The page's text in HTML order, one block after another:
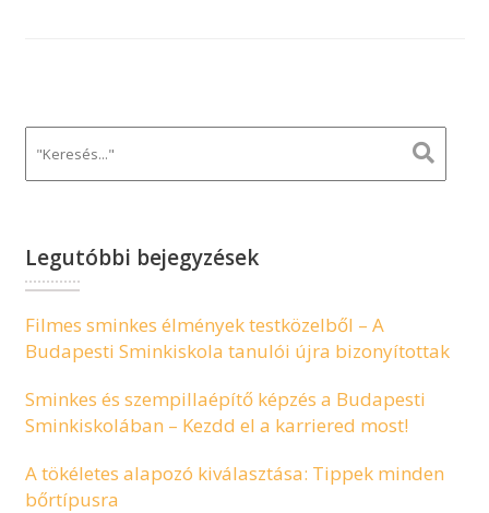
Legutóbbi bejegyzések
Filmes sminkes élmények testközelből – A
Budapesti Sminkiskola tanulói újra bizonyítottak
Sminkes és szempillaépítő képzés a Budapesti
Sminkiskolában – Kezdd el a karriered most!
A tökéletes alapozó kiválasztása: Tippek minden
bőrtípusra